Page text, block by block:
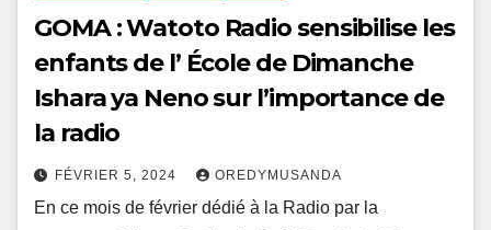
GOMA : Watoto Radio sensibilise les
enfants de l’ École de Dimanche
Ishara ya Neno sur l’importance de
la radio
FÉVRIER 5, 2024 OREDYMUSANDA
En ce mois de février dédié à la Radio par la